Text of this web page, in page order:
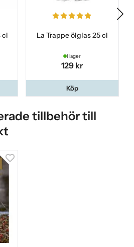
cl La Trappe ölglas 25 cl
I lager
129 kr
Köp
tillbehör till